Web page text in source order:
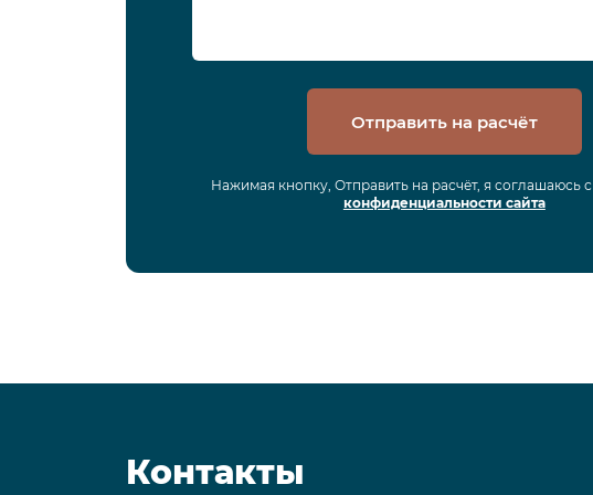
Отправить на расчёт
Нажимая кнопку, Отправить на расчёт, я соглашаюсь с
конфиденциальности сайта
Контакты